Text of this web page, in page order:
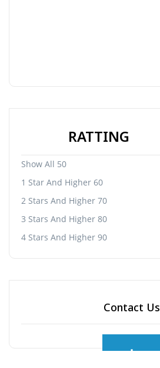
RATTING
Show All 50
1 Star And Higher 60
2 Stars And Higher 70
3 Stars And Higher 80
4 Stars And Higher 90
Contact Us